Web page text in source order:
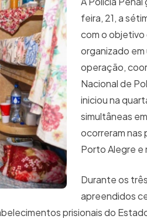
feira, 21, a
com o objetivo
organizado em
operação,
Nacional de
iniciou na
simultâneas
ocorreram nas
Porto Alegre e
Durante os
apreendidos
prisionais do